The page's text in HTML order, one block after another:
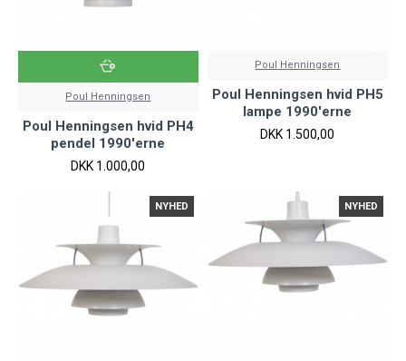
Poul Henningsen
Poul Henningsen hvid PH4
pendel 1990'erne
DKK 1.000,00
Poul Henningsen
Poul Henningsen hvid PH5
lampe 1990'erne
DKK 1.500,00
NYHED NYHED